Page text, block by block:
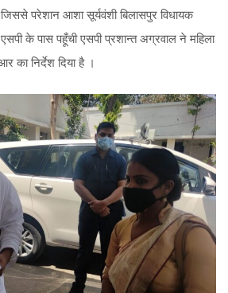
परेशान आशा सूर्यवंशी बिलासपुर विधायक
के पास पहूँची एसपी प्रशान्त अग्रवाल ने महिला
निर्देश दिया है ।